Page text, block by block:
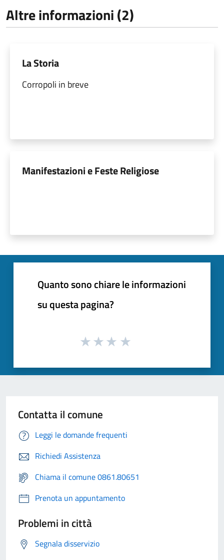
Altre informazioni (2)
La Storia
Corropoli in breve
Manifestazioni e Feste Religiose
Quanto sono chiare le informazioni
su questa pagina?
Contatta il comune
Leggi le domande frequenti
Richiedi Assistenza
Chiama il comune 0861.80651
Prenota un appuntamento
Problemi in città
Segnala disservizio